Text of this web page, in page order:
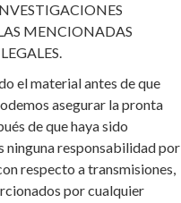
MENCIONADAS
el material antes de que
asegurar la pronta
de que haya sido
ninguna responsabilidad por
respecto a transmisiones,
por cualquier